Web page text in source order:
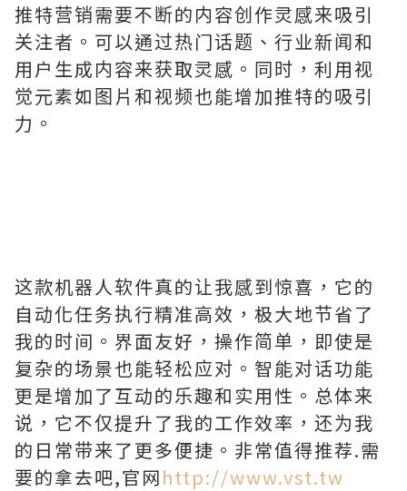
推特营销需要不断的内容创作灵感来吸引
关注者。可以通过热门话题、行业新闻和
用户生成内容来获取灵感。同时，利用视
觉元素如图片和视频也能增加推特的吸引
力。
这款机器人软件真的让我感到惊喜，它的
自动化任务执行精准高效，极大地节省了
我的时间。界面友好，操作简单，即使是
复杂的场景也能轻松应对。智能对话功能
更是增加了互动的乐趣和实用性。总体来
说，它不仅提升了我的工作效率，还为我
的日常带来了更多便捷。非常值得推荐.需
要的拿去吧,官网http://www.vst.tw